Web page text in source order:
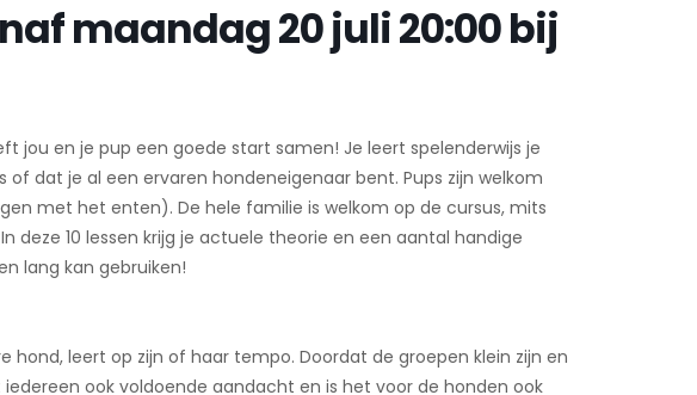
maandag 20 juli 20:00 bij
jou en je pup een goede start samen! Je leert spelenderwijs je
dat je al een ervaren hondeneigenaar bent. Pups zijn welkom
met het enten). De hele familie is welkom op de cursus, mits
deze 10 lessen krijg je actuele theorie en een aantal handige
lang kan gebruiken!
hond, leert op zijn of haar tempo. Doordat de groepen klein zijn en
ook voldoende aandacht en is het voor de honden ook